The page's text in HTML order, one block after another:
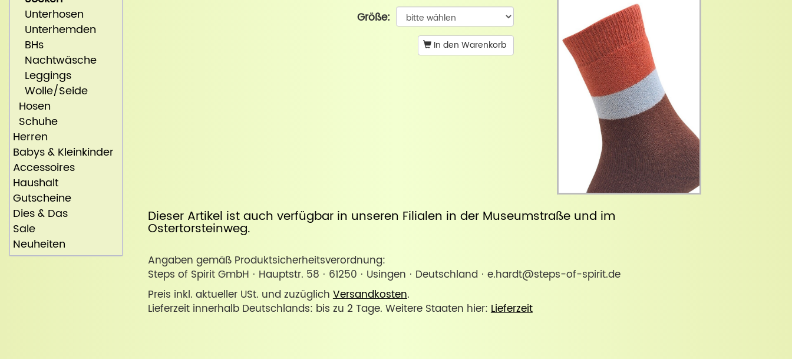
Größe:
In den Warenkorb
Dieser Artikel ist auch verfügbar in unseren Filialen in der Museumstraßeund im
Ostertorsteinweg.
Angaben gemäß Produktsicherheitsverordnung:
Steps of Spirit GmbH · Hauptstr. 58 · 61250 · Usingen · Deutschland · e.hardt@steps-of-spirit.de
Preis inkl. aktueller USt. und zuzüglichVersandkosten.
Lieferzeit innerhalb Deutschlands: bis zu 2 Tage. Weitere Staaten hier:Lieferzeit
Unterhosen
Unterhemden
BHs
Nachtwäsche
Leggings
Wolle/Seide
Hosen
Schuhe
Herren
Babys & Kleinkinder
Accessoires
Haushalt
Gutscheine
Dies & Das
Sale
Neuheiten